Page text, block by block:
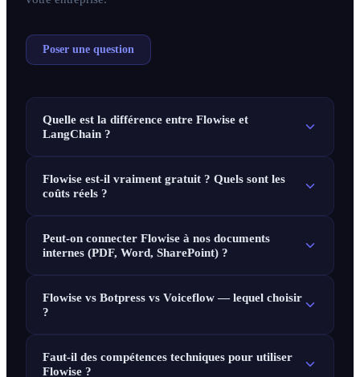
Poser une question
Quelle est la différence entre Flowise et
LangChain ?
Flowise est-il vraiment gratuit ? Quels sont les
coûts réels ?
Peut-on connecter Flowise à nos documents
internes (PDF, Word, SharePoint) ?
Flowise vs Botpress vs Voiceflow — lequel choisir
?
Faut-il des compétences techniques pour utiliser
Flowise ?